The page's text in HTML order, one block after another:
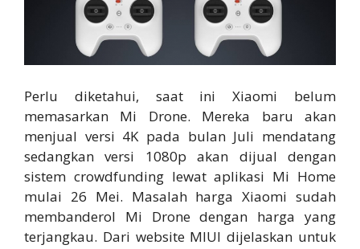
Perlu diketahui, saat ini Xiaomi belum
memasarkan Mi Drone. Mereka baru akan
menjual versi 4K pada bulan Juli mendatang
sedangkan versi 1080p akan dijual dengan
sistem crowdfunding lewat aplikasi Mi Home
mulai 26 Mei. Masalah harga Xiaomi sudah
membanderol Mi Drone dengan harga yang
terjangkau. Dari website MIUI dijelaskan untuk